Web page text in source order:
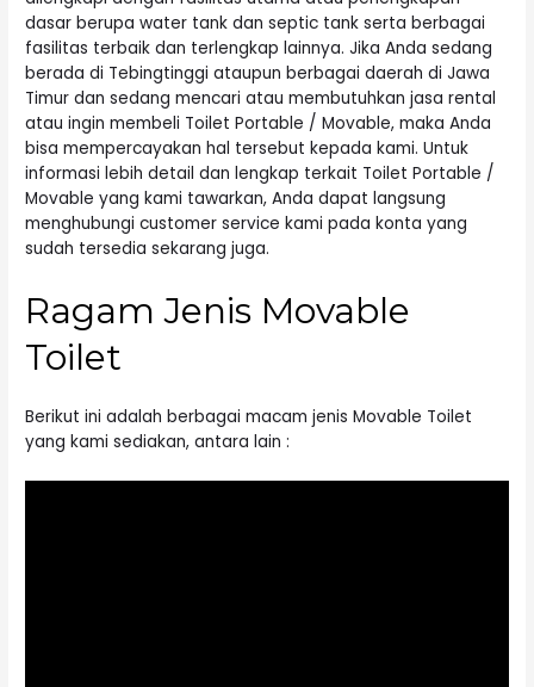
dasar berupa water tank dan septic tank serta berbagai
fasilitas terbaik dan terlengkap lainnya. Jika Anda sedang
berada di Tebingtinggi ataupun berbagai daerah di Jawa
Timur dan sedang mencari atau membutuhkan jasa rental
atau ingin membeli Toilet Portable / Movable, maka Anda
bisa mempercayakan hal tersebut kepada kami. Untuk
informasi lebih detail dan lengkap terkait Toilet Portable /
Movable yang kami tawarkan, Anda dapat langsung
menghubungi customer service kami pada konta yang
sudah tersedia sekarang juga.
Ragam Jenis Movable
Toilet
Berikut ini adalah berbagai macam jenis Movable Toilet
yang kami sediakan, antara lain :